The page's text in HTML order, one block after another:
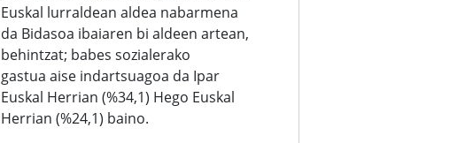
Euskal lurraldean aldea nabarmena
da Bidasoa ibaiaren bi aldeen artean,
behintzat; babes sozialerako
gastua aise indartsuagoa da Ipar
Euskal Herrian (%34,1) Hego Euskal
Herrian (%24,1) baino.